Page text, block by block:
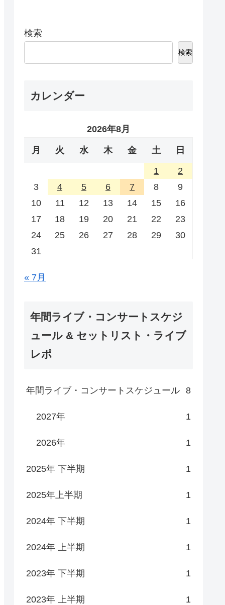
検索
検索
カレンダー
2026年8月
月 火 水 木 金 土 日
1
2
3
4 5 6 7 8
9
10
11 12 13 14 15
16
17
18 19 20 21 22
23
24
25 26 27 28 29
30
31
« 7月
年間ライブ・コンサートスケジ
ュール & セットリスト・ライブ
レポ
年間ライブ・コンサートスケジュール 8
2027年 1
2026年 1
2025年 下半期 1
2025年上半期 1
2024年 下半期 1
2024年 上半期 1
2023年 下半期 1
2023年 上半期 1